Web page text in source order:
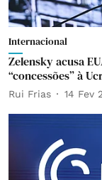
Internacional
Zelensky acusa
“concessões” à
Rui Frias 14 Fev